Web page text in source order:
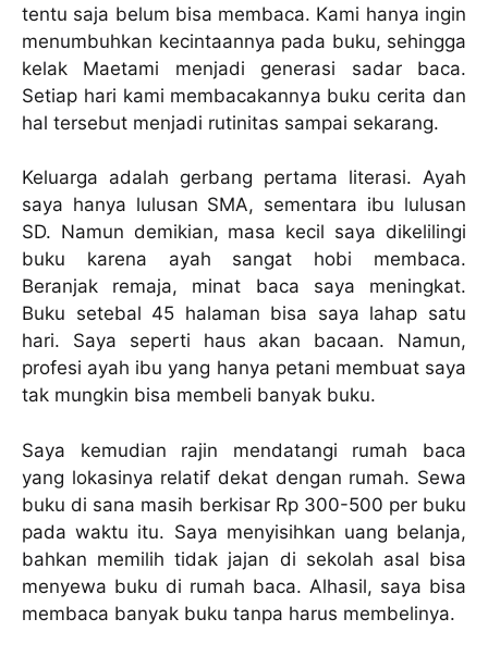
tentu saja belum bisa membaca. Kami hanya ingin
menumbuhkan kecintaannya pada buku, sehingga
kelak Maetami menjadi generasi sadar baca.
Setiap hari kami membacakannya buku cerita dan
hal tersebut menjadi rutinitas sampai sekarang.
Keluarga adalah gerbang pertama literasi. Ayah
saya hanya lulusan SMA, sementara ibu lulusan
SD. Namun demikian, masa kecil saya dikelilingi
buku karena ayah sangat hobi membaca.
Beranjak remaja, minat baca saya meningkat.
Buku setebal 45 halaman bisa saya lahap satu
hari. Saya seperti haus akan bacaan. Namun,
profesi ayah ibu yang hanya petani membuat saya
tak mungkin bisa membeli banyak buku.
Saya kemudian rajin mendatangi rumah baca
yang lokasinya relatif dekat dengan rumah. Sewa
buku di sana masih berkisar Rp 300-500 per buku
pada waktu itu. Saya menyisihkan uang belanja,
bahkan memilih tidak jajan di sekolah asal bisa
menyewa buku di rumah baca. Alhasil, saya bisa
membaca banyak buku tanpa harus membelinya.